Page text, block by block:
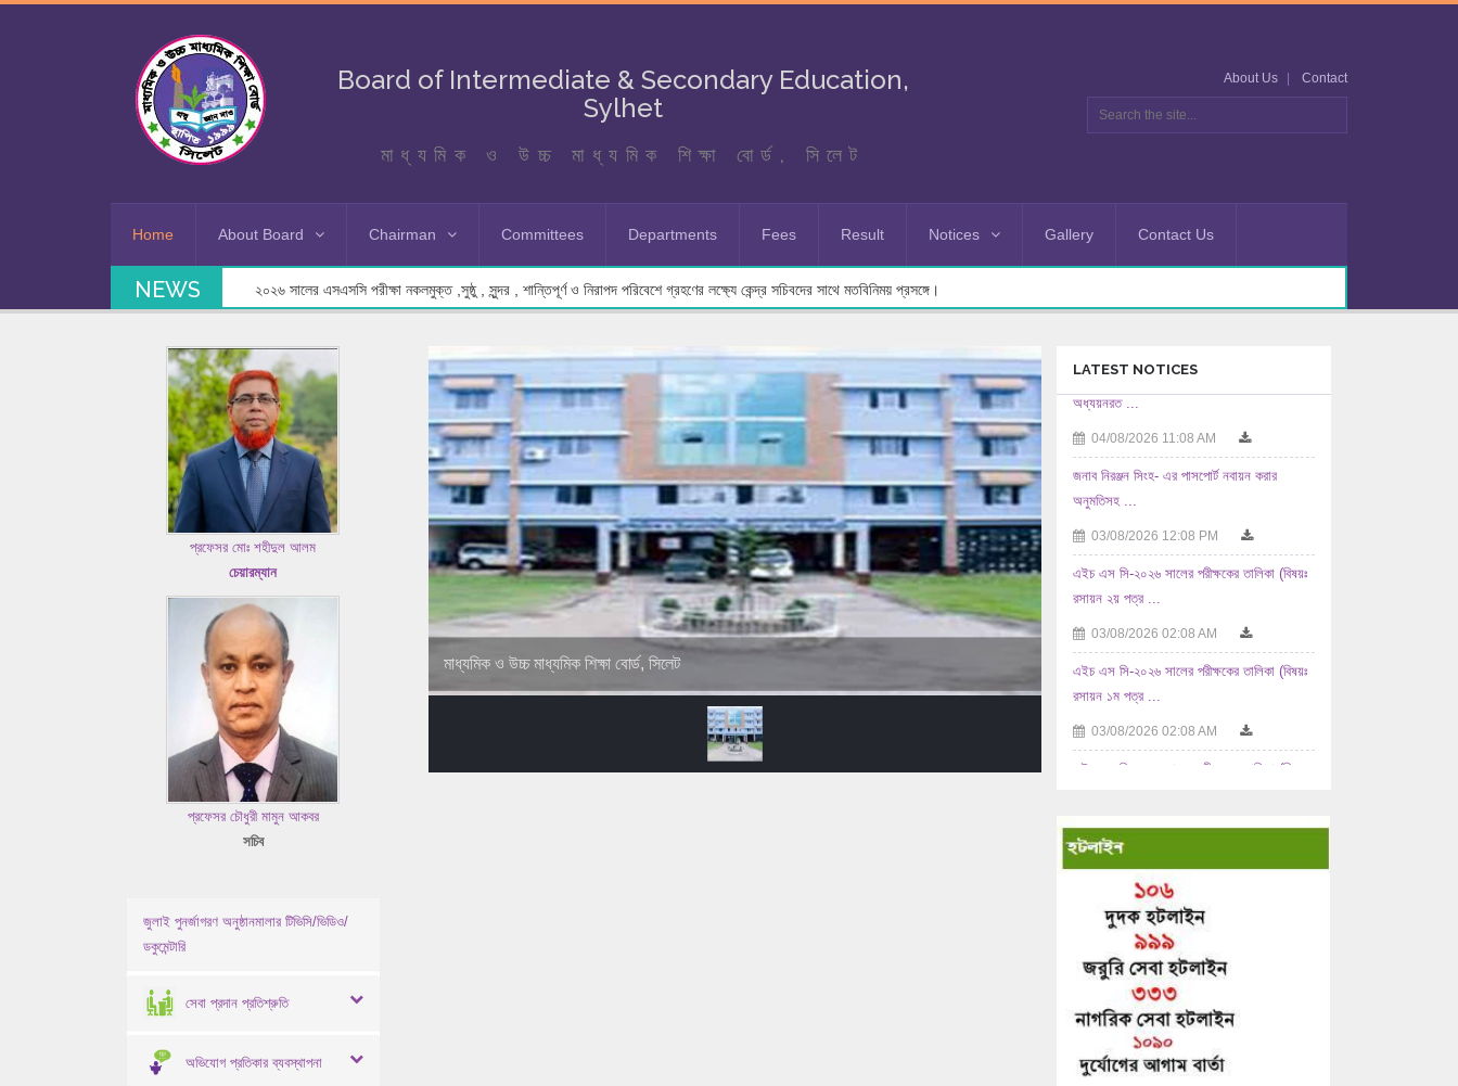
Board of Intermediate & Secondary Education,
Sylhet
মাধ্যমিক ও উচ্চ মাধ্যমিক শিক্ষা বোর্ড, সিলেট
About Us Contact
Home About Board Chairman Committees Departments Fees Result Notices Gallery Contact Us
NEWS ২০২৬ সালের এসএসসি পরীক্ষা নকলমুক্ত ,সুষ্ঠু , সুন্দর , শান্তিপূর্ণ ও নিরাপদ পরিবেশে গ্রহণের লক্ষ্যে কেন্দ্র সচিবদের সাথে মতবিনিময় প্রসঙ্গে।
প্রফেসর মোঃ শহীদুল আলম
চেয়ারম্যান
প্রফেসর চৌধুরী মামুন আকবর
সচিব
জুলাই পুনর্জাগরণ অনুষ্ঠানমালার টিভিসি/ভিডিও/
ডকুমেন্টারি
সেবা প্রদান প্রতিশ্রুতি
অভিযোগ প্রতিকার ব্যবস্থাপনা
মাধ্যমিক ও উচ্চ মাধ্যমিক শিক্ষা বোর্ড, সিলেট
LATEST NOTICES
অনুমতিসহ ...
03/08/2026 12:08 PM
রসায়ন ২য় পত্র ...
03/08/2026 02:08 AM
রসায়ন ১ম পত্র ...
03/08/2026 02:08 AM
...
যুক্তিবিদ্যা ...
02/08/2026 10:08 AM
এইচ এস সি-২০২৬ সালের পরীক্ষকের তালিকা (বিষয়ঃ
29/07/2026 04:07 AM
এইচ এস সি-২০২৬ সালের পরীক্ষকের তালিকা (বিষয়ঃ
29/07/2026 04:07 AM